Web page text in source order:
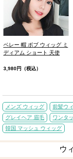
ベレー 帽 ボブ ウィッグ ミ
ディアム ショート 天使
3,980円（税込）
メンズ ウィッグ 前髪ウ
グレイヘア 眉毛
ワンタ
韓国 マッシュ ウィッグ
ウ